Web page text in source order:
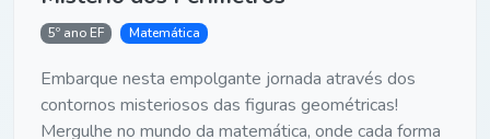
5º ano EF Matemática
Embarque nesta empolgante jornada através dos
contornos misteriosos das figuras geométricas!
Mergulhe no mundo da matemática, onde cada forma